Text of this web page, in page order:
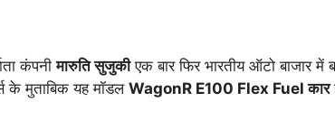
कंपनीमारुति सुजुकीएक बार फिर भारतीय ऑटो बाजार में
के मुताबिक यह मॉडल WagonR E100 Flex Fuel कार